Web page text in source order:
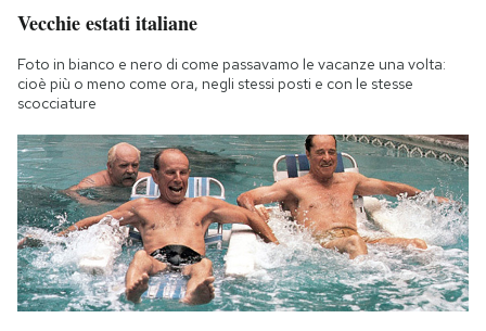
Vecchie estati italiane
Foto in bianco e nero di come passavamo le vacanze una volta:
cioè più o meno come ora, negli stessi posti e con le stesse
scocciature